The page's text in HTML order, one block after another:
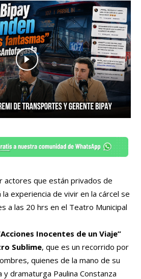
actores que están privados de
experiencia de vivir en la cárcel se
a las 20 hrs en el Teatro Municipal
Inocentes de un Viaje”
Sublime, que es un recorrido por
quienes de la mano de su
dramaturga Paulina Constanza